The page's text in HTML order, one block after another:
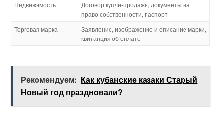
Недвижимость
Договор купли-продажи, документы на
право собственности, паспорт
Торговая марка
Заявление, изображение и описание марки,
квитанция об оплате
Рекомендуем: Как кубанские казаки Старый
Новый год праздновали?